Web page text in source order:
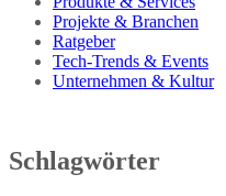
Projekte & Branchen
Ratgeber
Tech-Trends & Events
Unternehmen & Kultur
Schlagwörter